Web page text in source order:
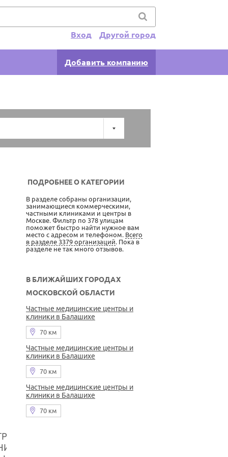
Другой город
Вход
Добавить компанию
ПОДРОБНЕЕ О КАТЕГОРИИ
В разделе собраны организации,
занимающиеся коммерческими,
частными клиниками и центры в
Москве. Фильтр по 378 улицам
поможет быстро найти нужное вам
место с адресом и телефоном. Всего
в разделе 3379 организаций. Пока в
разделе не так много отзывов.
В БЛИЖАЙШИХ ГОРОДАХ
МОСКОВСКОЙ ОБЛАСТИ
Частные медицинские центры и
клиники в Балашихе
70 км
Частные медицинские центры и
клиники в Балашихе
70 км
Частные медицинские центры и
клиники в Балашихе
70 км